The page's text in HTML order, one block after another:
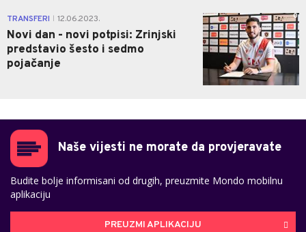
TRANSFERI 12.06.2023.
Novi dan - novi potpisi: Zrinjski
predstavio šesto i sedmo
pojačanje
0
Naše vijesti ne morate da provjeravate
Budite bolje informisani od drugih, preuzmite Mondo mobilnu
aplikaciju
PREUZMI APLIKACIJU